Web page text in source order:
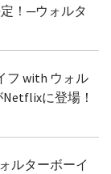
！─ウォルタ
フ with ウォル
に登場！
ルターボーイ